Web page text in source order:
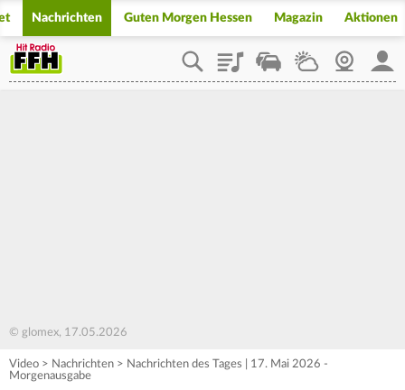
Nachrichten Guten Morgen Hessen Magazin Aktionen
PlaylistStaupilotWetterWebcam
© glomex, 17.05.2026
Video > Nachrichten > Nachrichten des Tages | 17. Mai 2026 -
Morgenausgabe